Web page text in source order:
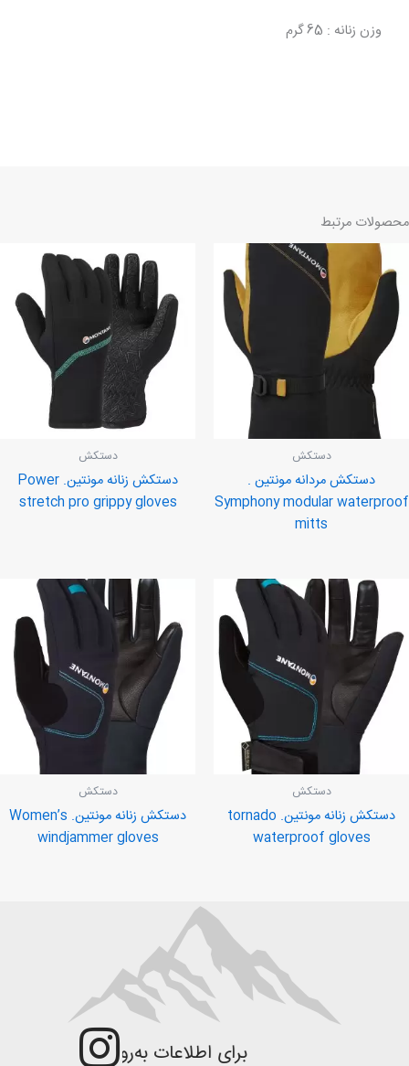
وزن زنانه : 65 گرم
محصولات مرتبط
دستکش
دستکش مردانه مونتین .
Symphony modular waterproof
mitts
دستکش
دستکش زنانه مونتین. Power
stretch pro grippy gloves
دستکش
دستکش زنانه مونتین. tornado
waterproof gloves
دستکش
دستکش زنانه مونتین. Women’s
windjammer gloves
برای اطلاعات به‌روزتر و جزئیات